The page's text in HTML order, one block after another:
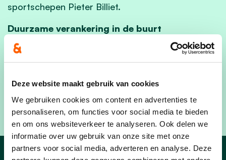
Deze website maakt gebruik van cookies
We gebruiken cookies om content en advertenties te
personaliseren, om functies voor social media te bieden
en om ons websiteverkeer te analyseren. Ook delen we
informatie over uw gebruik van onze site met onze
partners voor social media, adverteren en analyse. Deze
sportschepen Pieter Billiet.
Duurzame verankering in de buurt
Met deze beslissing bevestigt het lokaal bestuur
het belang van de petanqueclub voor de buurt. De
verder uit te bouwen en blijft zo een vaste waarde
in Wijnendale.